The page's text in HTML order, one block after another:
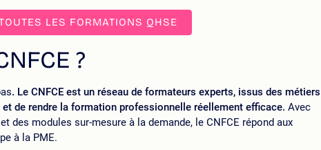
LES FORMATIONS QHSE
?
. Le CNFCE est un réseau de formateurs experts, issus des métiers
et de rendre la formation professionnelle réellement efficace. Avec
des modules sur-mesure à la demande, le CNFCE répond aux
à la PME.